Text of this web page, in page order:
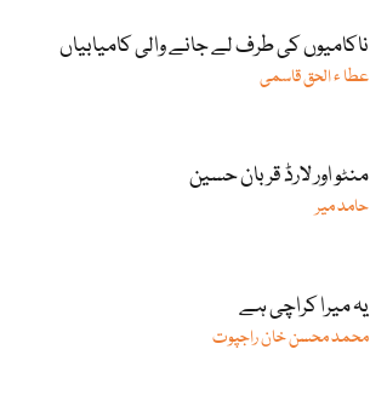
ناکامیوں کی طرف لے جانے والی کامیابیاں
عطا ء الحق قاسمی
منٹو اور لارڈ قربان حسین
حامد میر
یہ میرا کراچی ہے
محمد محسن خان راجپوت